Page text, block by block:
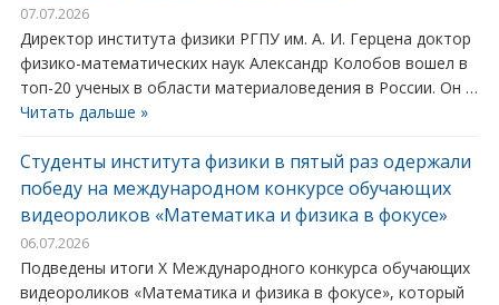
07.07.2026
Директор института физики РГПУ им. А. И. Герцена доктор
физико-математических наук Александр Колобов вошел в
топ-20 ученых в области материаловедения в России. Он …
Читать дальше »
Студенты института физики в пятый раз одержали
победу на международном конкурсе обучающих
видеороликов «Математика и физика в фокусе»
06.07.2026
Подведены итоги X Международного конкурса обучающих
видеороликов «Математика и физика в фокусе», который